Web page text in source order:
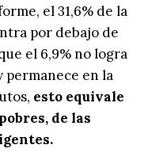
el 31,6% de la
por debajo de
el 6,9% no logra
permanece en la
esto equivale
de las